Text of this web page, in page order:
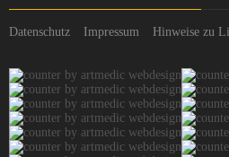
Datenschutz Impressum Hinweise zu